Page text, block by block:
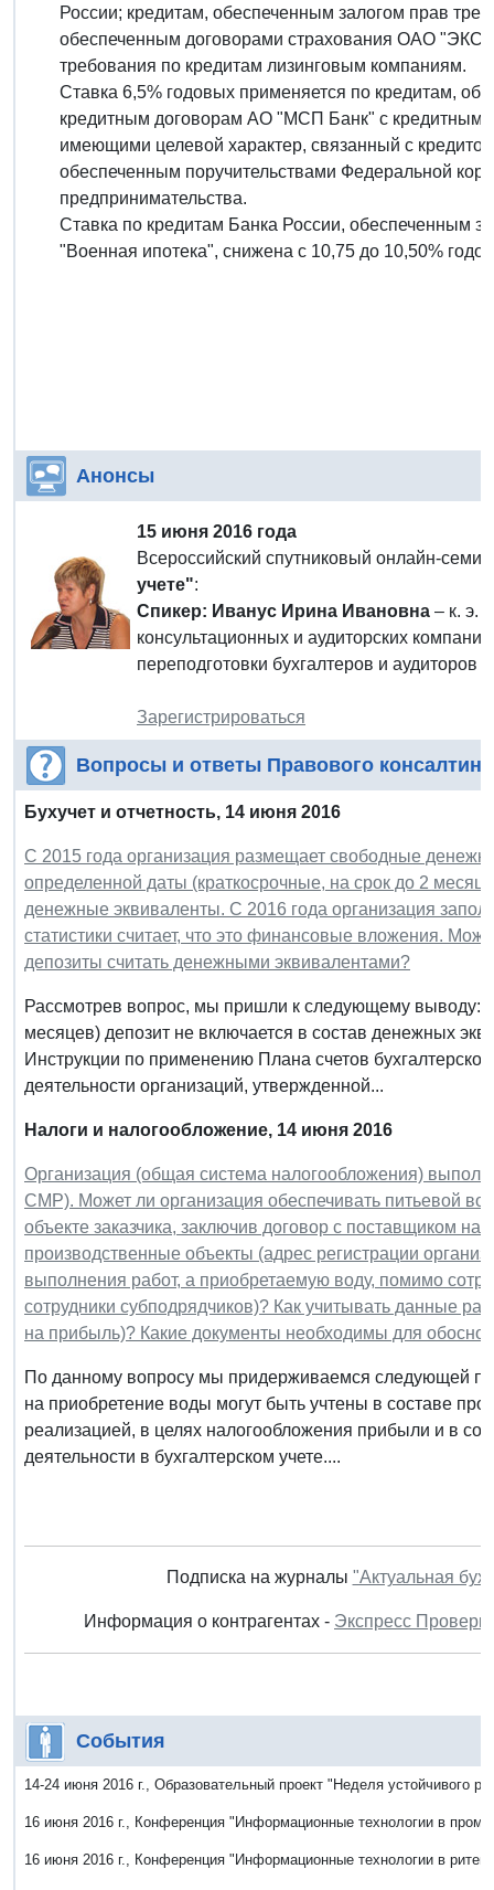
России; кредитам, обеспеченным залогом прав
обеспеченным договорами страхования ОАО
требования по кредитам лизинговым компаниям.
Ставка 6,5% годовых применяется по кредитам,
кредитным договорам АО "МСП Банк" с
имеющими целевой характер, связанный с
обеспеченным поручительствами Федеральной
предпринимательства.
Ставка по кредитам Банка России, обеспеченным
"Военная ипотека", снижена с 10,75 до 10,50%
Анонсы
15 июня 2016 года
Всероссийский спутниковый онлайн-
учете":
Спикер: Иванус Ирина Ивановна – к. э.
консультационных и аудиторских
переподготовки бухгалтеров и
Зарегистрироваться
Вопросы и ответы Правового
Бухучет и отчетность, 14 июня 2016
С 2015 года организация размещает свободные
определенной даты (краткосрочные, на срок до 2
денежные эквиваленты. С 2016 года организация
статистики считает, что это финансовые вложения.
депозиты считать денежными эквивалентами?
Рассмотрев вопрос, мы пришли к следующему выводу:
месяцев) депозит не включается в состав денежных
Инструкции по применению Плана счетов
деятельности организаций, утвержденной...
Налоги и налогообложение, 14 июня 2016
Организация (общая система налогообложения)
СМР). Может ли организация обеспечивать питьевой
объекте заказчика, заключив договор с поставщиком
производственные объекты (адрес регистрации
выполнения работ, а приобретаемую воду, помимо
сотрудники субподрядчиков)? Как учитывать данные
на прибыль)? Какие документы необходимы для
По данному вопросу мы придерживаемся следующей
на приобретение воды могут быть учтены в составе
реализацией, в целях налогообложения прибыли и в
деятельности в бухгалтерском учете....
Подписка на журналы "Актуальная
Информация о контрагентах - Экспресс
События
14-24 июня 2016 г., Образовательный проект "Неделя устойчивого
16 июня 2016 г., Конференция "Информационные технологии в
16 июня 2016 г., Конференция "Информационные технологии в